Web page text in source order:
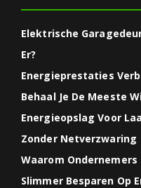
Elektrische
Er?
Energieprestaties
Behaal Je De Meeste
Energieopslag Voor
Zonder Netverzwaring
Waarom
Slimmer Besparen Op